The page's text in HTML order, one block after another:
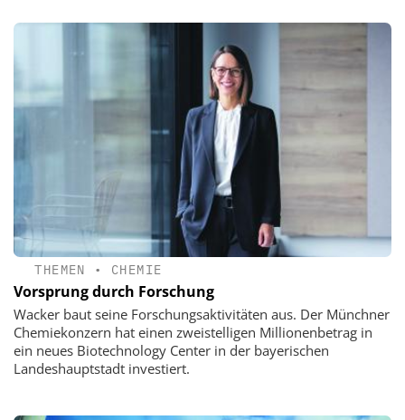
THEMEN • CHEMIE
Vorsprung durch Forschung
Wacker baut seine Forschungsaktivitäten aus. Der Münchner
Chemiekonzern hat einen zweistelligen Millionenbetrag in
ein neues Biotechnology Center in der bayerischen
Landeshauptstadt investiert.